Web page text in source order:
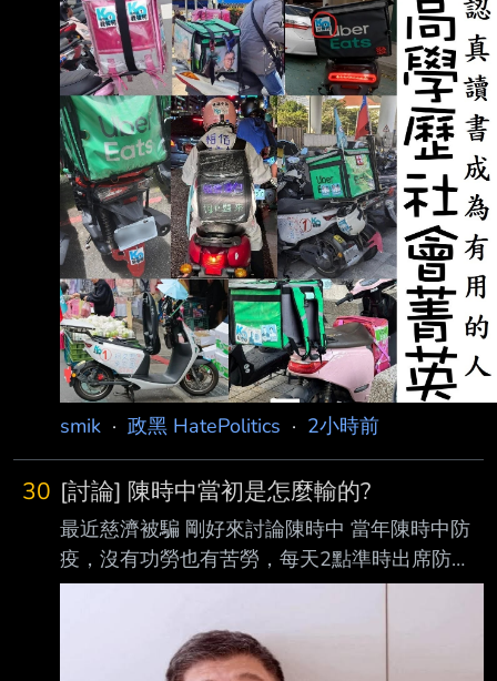
smik · 政黑 HatePolitics · 2小時前
30 [討論] 陳時中當初是怎麼輸的?
最近慈濟被騙 剛好來討論陳時中 當年陳時中防
疫，沒有功勞也有苦勞，每天2點準時出席防疫
記者會 當年不少人守著2點看他報數字 比當年八
臣的他 怎麼會輸將近十個百分點? --